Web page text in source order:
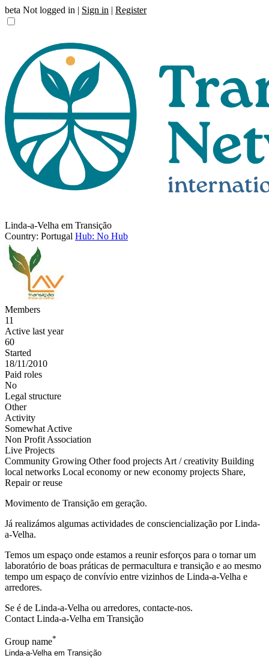
beta Not logged in | Sign in | Register
Linda-a-Velha em Transição
Country: Portugal Hub: No Hub
Members
11
Active last year
60
Started
18/11/2010
Paid roles
No
Legal structure
Other
Activity
Somewhat Active
Non Profit Association
Live Projects
Community Growing Other food projects Art / creativity Building
local networks Local economy or new economy projects Share,
Repair or reuse
Movimento de Transição em geração.
Já realizámos algumas actividades de consciencialização por Linda-
a-Velha.
Temos um espaço onde estamos a reunir esforços para o tornar um
laboratório de boas práticas de permacultura e transição e ao mesmo
tempo um espaço de convívio entre vizinhos de Linda-a-Velha e
arredores.
Se é de Linda-a-Velha ou arredores, contacte-nos.
Contact Linda-a-Velha em Transição
Group name*